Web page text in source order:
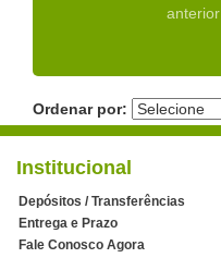
anterior
Ordenar por:
Institucional
Depósitos / Transferências
Entrega e Prazo
Fale Conosco Agora